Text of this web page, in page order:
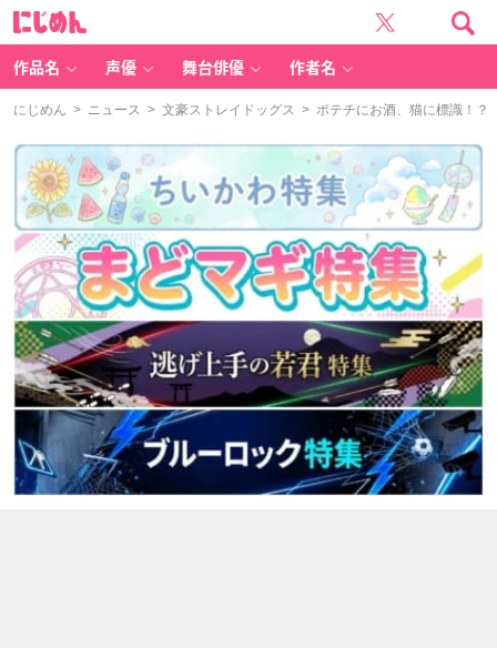
作品名 声優 舞台俳優 作者名
にじめん > ニュース > 文豪ストレイドッグス > ポテチにお酒、猫に標識！？